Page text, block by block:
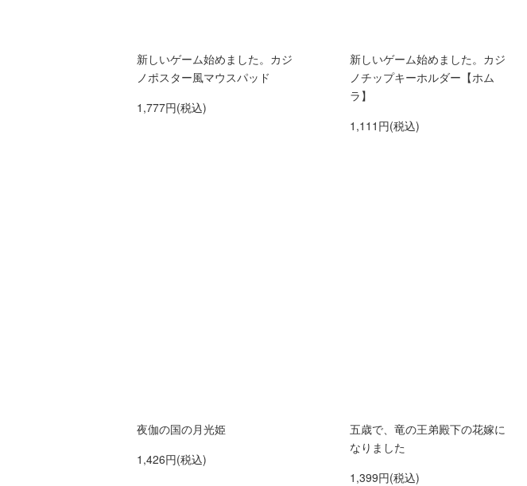
新しいゲーム始めました。カジ
ノポスター風マウスパッド
1,777円(税込)
新しいゲーム始めました。カジ
ノチップキーホルダー【ホム
ラ】
1,111円(税込)
夜伽の国の月光姫
1,426円(税込)
五歳で、竜の王弟殿下の花嫁に
なりました
1,399円(税込)